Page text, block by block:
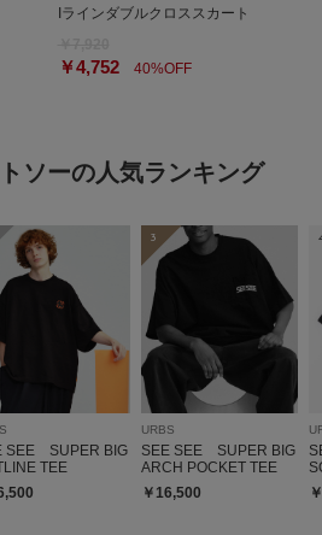
Iラインダブルクロススカート
￥4,75240%OFF
ソーの人気ランキング
SEE SUPER BIG
TEE
3
URBS
SEE SEE SUPER BIG
ARCH POCKET TEE
￥16,500